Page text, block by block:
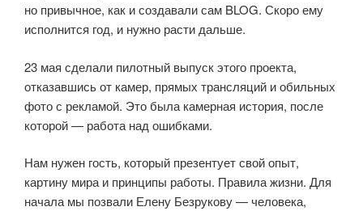
но привычное, как и создавали сам BLOG. Скоро ему
исполнится год, и нужно расти дальше.
23 мая сделали пилотный выпуск этого проекта,
отказавшись от камер, прямых трансляций и обильных
фото с рекламой. Это была камерная история, после
которой — работа над ошибками.
Нам нужен гость, который презентует свой опыт,
картину мира и принципы работы. Правила жизни. Для
начала мы позвали Елену Безрукову — человека,